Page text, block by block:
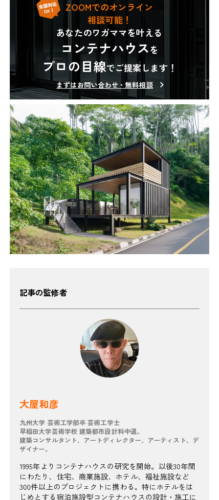
ZOOMでのオンライン
相談可能！
あなたのワガママを叶える
コンテナハウスを
プロの目線でご提案します！
まずはお問い合わせ・無料相談
記事の監修者
大屋和彦
九州大学 芸術工学部卒 芸術工学士
早稲田大学芸術学校 建築都市設計科中退。
建築コンサルタント、アートディレクター、アーティスト、デ
ザイナー。
1995年よりコンテナハウスの研究を開始。以後30年間
にわたり、住宅、商業施設、ホテル、福祉施設など
300件以上のプロジェクトに携わる。特にホテルをは
じめとする宿泊施設型コンテナハウスの設計・施工に